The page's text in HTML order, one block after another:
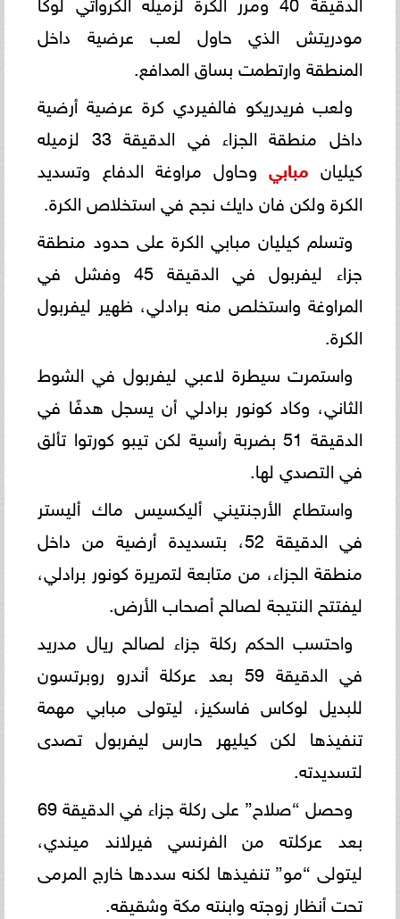
مودريتش الذي حاول لعب عرضية داخل
المنطقة وارتطمت بساق المدافع.
ولعب فريدريكو فالفيردي كرة عرضية أرضية
داخل منطقة الجزاء في الدقيقة 33 لزميله
كيليان مبابيوحاول مراوغة الدفاع وتسديد
الكرة ولكن فان دايك نجح في استخلاص الكرة.
وتسلم كيليان مبابي الكرة على حدود منطقة
جزاء ليفربول في الدقيقة 45 وفشل في
المراوغة واستخلص منه برادلي، ظهير ليفربول
الكرة.
واستمرت سيطرة لاعبي ليفربول في الشوط
الثاني، وكاد كونور برادلي أن يسجل هدفًا في
الدقيقة 51 بضربة رأسية لكن تيبو كورتوا تألق
في التصدي لها.
واستطاع الأرجنتيني أليكسيس ماك أليستر
في الدقيقة 52، بتسديدة أرضية من داخل
منطقة الجزاء، من متابعة لتمريرة كونور برادلي،
ليفتتح النتيجة لصالح أصحاب الأرض.
واحتسب الحكم ركلة جزاء لصالح ريال مدريد
في الدقيقة 59 بعد عركلة أندرو روبرتسون
للبديل لوكاس فاسكيز، ليتولى مبابي مهمة
تنفيذها لكن كيليهر حارس ليفربول تصدى
لتسديدته.
وحصل “صلاح” على ركلة جزاء في الدقيقة 69
بعد عركلته من الفرنسي فيرلاند ميندي،
ليتولى “مو” تنفيذها لكنه سددها خارج المرمى
تحت أنظار زوجته وابنته مكة وشقيقه.